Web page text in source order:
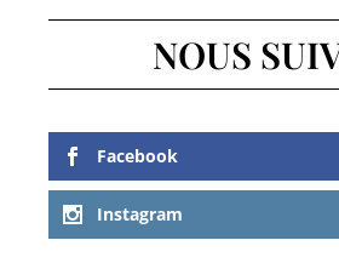
NOUS
Facebook
Instagram